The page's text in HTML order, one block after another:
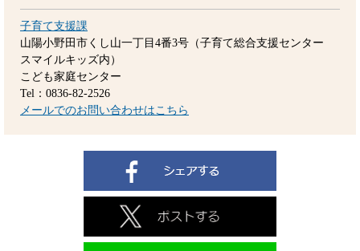
子育て支援課
山陽小野田市くし山一丁目4番3号（子育て総合支援センター
スマイルキッズ内）
こども家庭センター
Tel：0836-82-2526
メールでのお問い合わせはこちら